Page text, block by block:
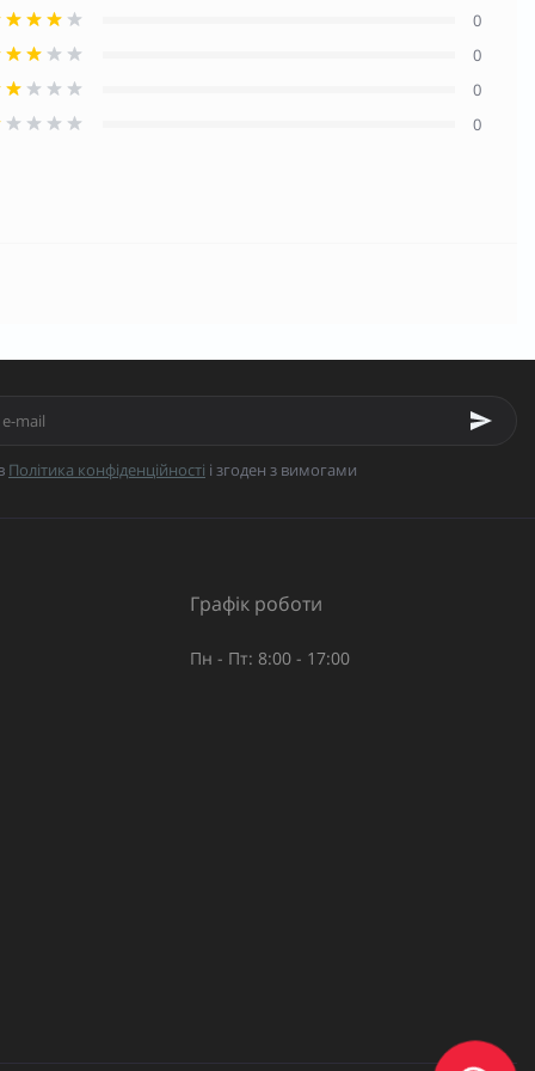
0
0
0
0
Політика конфіденційності і згоден з вимогами
Графік роботи
Пн - Пт: 8:00 - 17:00